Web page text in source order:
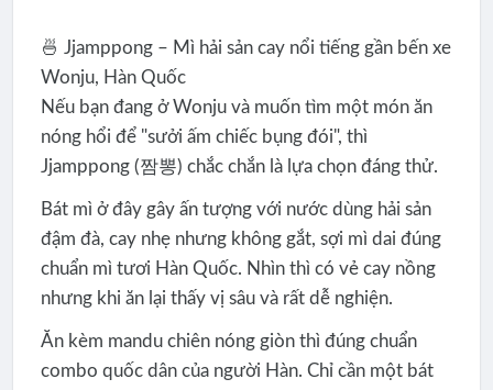
🍜 Jjamppong – Mì hải sản cay nổi tiếng gần bến xe
Wonju, Hàn Quốc
Nếu bạn đang ở Wonju và muốn tìm một món ăn
nóng hổi để "sưởi ấm chiếc bụng đói", thì
Jjamppong (짬뽕) chắc chắn là lựa chọn đáng thử.
Bát mì ở đây gây ấn tượng với nước dùng hải sản
đậm đà, cay nhẹ nhưng không gắt, sợi mì dai đúng
chuẩn mì tươi Hàn Quốc. Nhìn thì có vẻ cay nồng
nhưng khi ăn lại thấy vị sâu và rất dễ nghiện.
Ăn kèm mandu chiên nóng giòn thì đúng chuẩn
combo quốc dân của người Hàn. Chỉ cần một bát